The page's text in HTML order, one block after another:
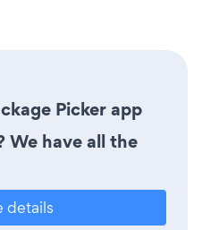
Picker app
We have all the
details